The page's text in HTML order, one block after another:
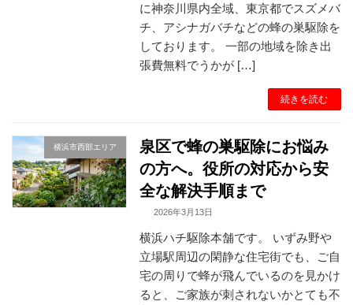
に神奈川県内全域、東京都でスズメバ
チ、アシナガバチなどの蜂の巣駆除を
しております。 一部の地域を除き出
張費無料でうかが […]
続きを読む
横浜市西部エリア
泉区で蜂の巣駆除にお悩み
の方へ。役所の対応から安
全な解決手順まで
2026年3月13日
横浜ハチ駆除本舗です。 いずみ野や
立場駅周辺の閑静な住宅街でも、ご自
宅の周りで蜂が飛んでいるのを見かけ
ると、ご家族が刺されないかとても不